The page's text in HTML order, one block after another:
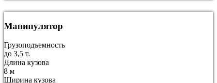
Манипулятор
Грузоподъемность
до 3,5 т.
Длина кузова
8 м
Ширина кузова